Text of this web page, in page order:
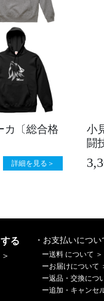
カ〔総合格
詳細を見る＞
小
闘
る ・お支払いについ
ー送料 について ＞
ーお届けについて
ー返品・交換につ
ー追加・キャンセ